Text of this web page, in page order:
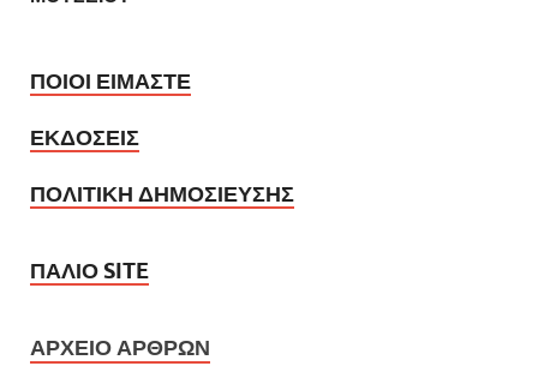
ΠΟΙΟΙ ΕΙΜΑΣΤΕ
ΕΚΔΟΣΕΙΣ
ΠΟΛΙΤΙΚΗ ΔΗΜΟΣΙΕΥΣΗΣ
ΠΑΛΙΟ SITE
ΑΡΧΕΙΟ ΑΡΘΡΩΝ